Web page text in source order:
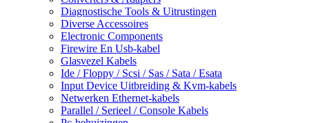
Diagnostische Tools & Uitrustingen
Diverse Accessoires
Electronic Components
Firewire En Usb-kabel
Glasvezel Kabels
Ide / Floppy / Scsi / Sas / Sata / Esata
Input Device Uitbreiding & Kvm-kabels
Netwerken Ethernet-kabels
Parallel / Serieel / Console Kabels